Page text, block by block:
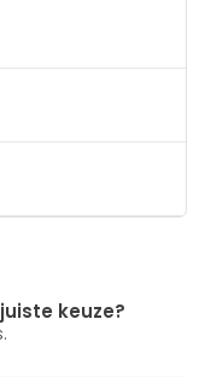
keuze?